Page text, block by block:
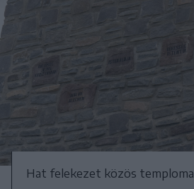
Hat felekezet közös temploma